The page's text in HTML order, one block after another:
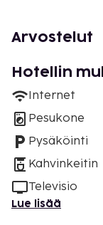
Arvostelut
Hotellin
Internet
Pesukone
Pysäköinti
Kahvinkeitin
Televisio
Lue lisää